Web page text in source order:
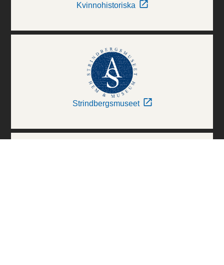
Kvinnohistoriska
Strindbergsmuseet